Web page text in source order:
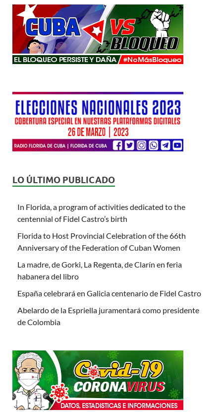
LO ÚLTIMO PUBLICADO
In Florida, a program of activities dedicated to the
centennial of Fidel Castro’s birth
Florida to Host Provincial Celebration of the 66th
Anniversary of the Federation of Cuban Women
La madre, de Gorki, La Regenta, de Clarín en feria
habanera del libro
España celebrará en Galicia centenario de Fidel Castro
Abelardo de la Espriella juramentará como presidente
de Colombia